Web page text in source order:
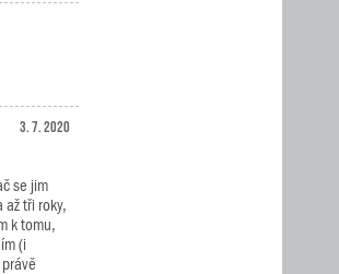
3. 7. 2020
se jim
až tři roky,
k tomu,
(i